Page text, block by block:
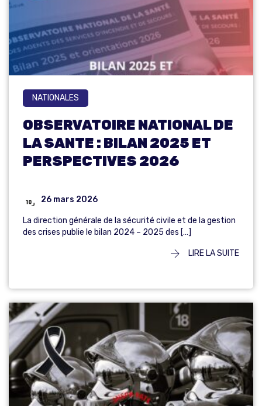
NATIONALES
OBSERVATOIRE NATIONAL DE
LA SANTE : BILAN 2025 ET
PERSPECTIVES 2026
26 mars 2026
La direction générale de la sécurité civile et de la gestion
des crises publie le bilan 2024 – 2025 des […]
LIRE LA SUITE